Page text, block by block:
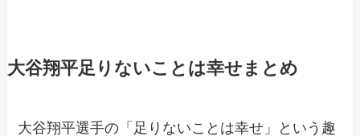
大谷翔平足りないことは幸せまとめ
大谷翔平選手の「足りないことは幸せ」という趣